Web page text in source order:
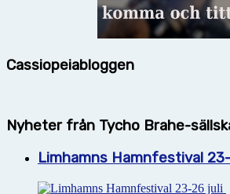
Cassiopeiabloggen
Nyheter från Tycho Brahe-
Limhamns Hamnfestival